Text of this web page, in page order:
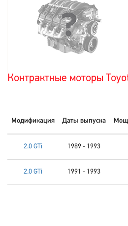
Контрактные моторы
Модификация Даты выпуска
2.0 GTi 1989 - 1993
2.0 GTi 1991 - 1993